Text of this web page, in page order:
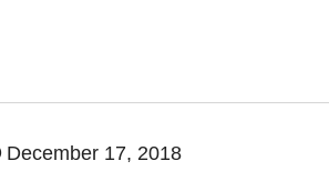
December 17, 2018